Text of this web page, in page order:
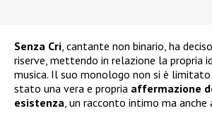
Senza Cri, cantante non binario, ha
riserve, mettendo in relazione la propria
musica. Il suo monologo non si è limitato
stato una vera e propria affermazione
esistenza, un racconto intimo ma anche